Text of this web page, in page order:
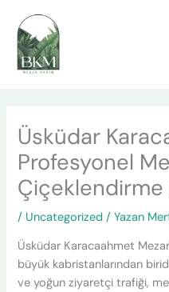
atla
Üsküdar
Profesyonel
Çiçeklendirme
/ Uncategorized / Yazan
Üsküdar Karacaahmet
büyük kabristanlarından
ve yoğun ziyaretçi trafiği,